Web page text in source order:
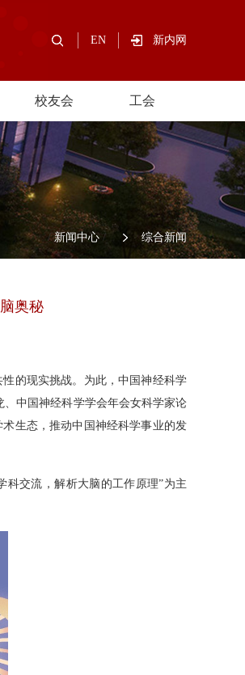
EN 新内网
校友会 工会
/新闻中心 / 综合新闻
奥秘
的现实挑战。为此，中国神经科学
中国神经科学学会年会女科学家论
生态，推动中国神经科学事业的发
科交流，解析大脑的工作原理”为主